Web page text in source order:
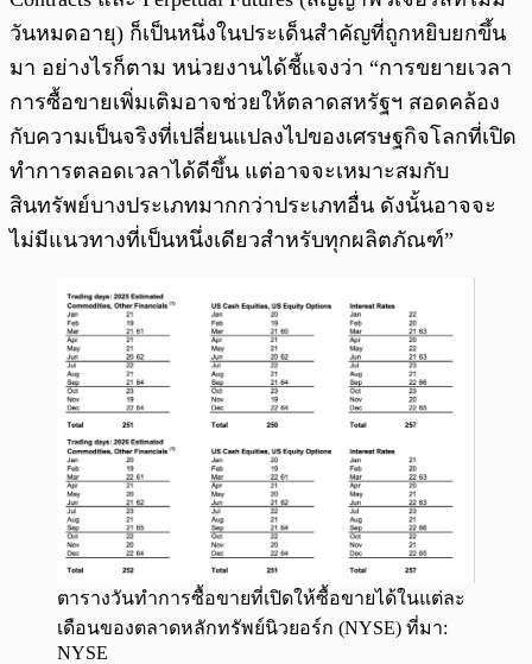
วันหมดอายุ) ก็เป็นหนึ่งในประเด็นสำคัญที่ถูกหยิบยกขึ้น
มา อย่างไรก็ตาม หน่วยงานได้ชี้แจงว่า “การขยายเวลา
การซื้อขายเพิ่มเติมอาจช่วยให้ตลาดสหรัฐฯ สอดคล้อง
กับความเป็นจริงที่เปลี่ยนแปลงไปของเศรษฐกิจโลกที่เปิด
ทำการตลอดเวลาได้ดีขึ้น แต่อาจจะเหมาะสมกับ
สินทรัพย์บางประเภทมากกว่าประเภทอื่น ดังนั้นอาจจะ
ไม่มีแนวทางที่เป็นหนึ่งเดียวสำหรับทุกผลิตภัณฑ์”
ตารางวันทำการซื้อขายที่เปิดให้ซื้อขายได้ในแต่ละ
เดือนของตลาดหลักทรัพย์นิวยอร์ก (NYSE) ที่มา:
NYSE